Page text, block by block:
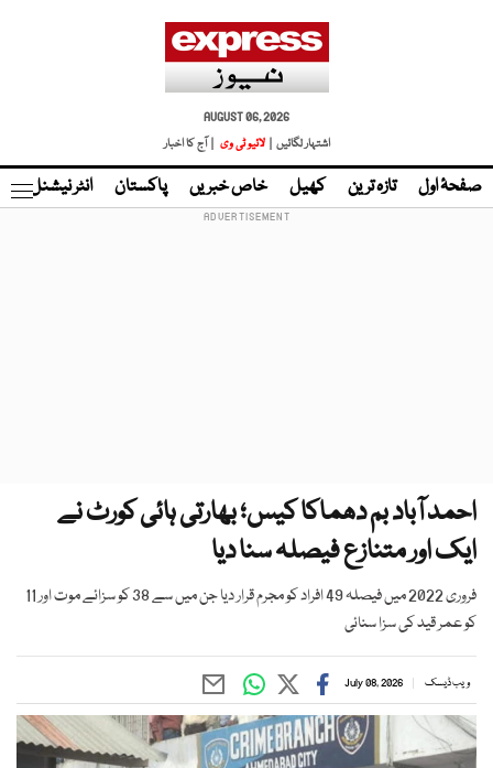
AUGUST 06, 2026
اشتہار لگائیں |
لائیو ٹی وی | آج کا اخبار
صفحۂ اول تازہ ترین کھیل خاص خبریں پاکستان انٹر نیشنل
احمد آباد بم دھماکا کیس؛ بھارتی ہائی کورٹ نے
ایک اور متنازع فیصلہ سنا دیا
فروری 2022 میں فیصلہ 49 افراد کو مجرم قرار دیا جن میں سے 38 کو سزائے موت اور 11
کو عمر قید کی سزا سنائی
ویب ڈیسک July 08, 2026